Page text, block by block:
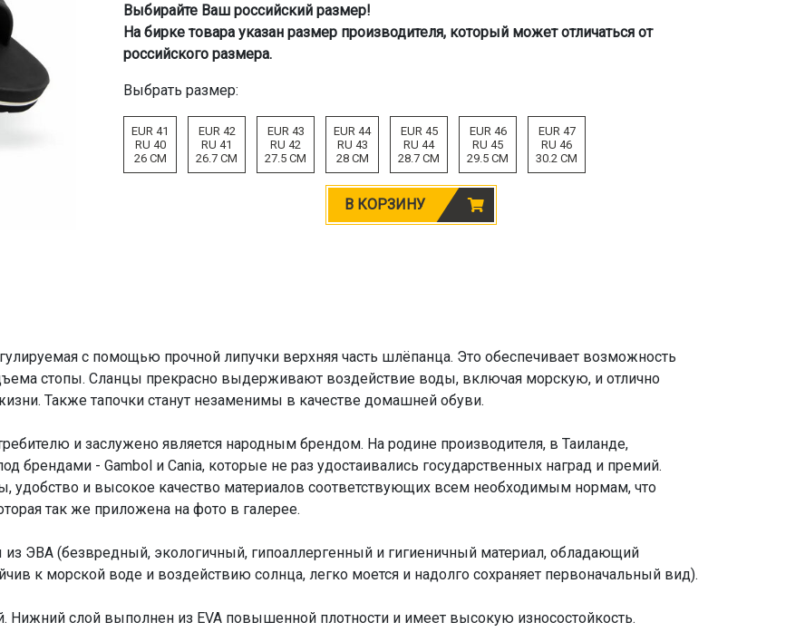
Выбирайте Ваш российский размер!
На бирке товара указан размер производителя, который может отличаться от
российского размера.
Выбрать размер:
EUR 41
RU 40
26 CM
EUR 42
RU 41
26.7 CM
EUR 43
RU 42
27.5 CM
EUR 44
RU 43
28 CM
EUR 45
RU 44
28.7 CM
EUR 46
RU 45
29.5 CM
EUR 47
RU 46
30.2 CM
В КОРЗИНУ
с помощью прочной липучки верхняя часть шлёпанца. Это обеспечивает возможность
стопы. Сланцы прекрасно выдерживают воздействие воды, включая морскую, и отлично
Также тапочки станут незаменимы в качестве домашней обуви.
и заслужено является народным брендом. На родине производителя, в Таиланде,
брендами - Gambol и Cania, которые не раз удостаивались государственных наград и премий.
удобство и высокое качество материалов соответствующих всем необходимым нормам, что
так же приложена на фото в галерее.
ЭВА (безвредный, экологичный, гипоаллергенный и гигиеничный материал, обладающий
к морской воде и воздействию солнца, легко моется и надолго сохраняет первоначальный вид).
слой выполнен из EVA повышенной плотности и имеет высокую износостойкость.